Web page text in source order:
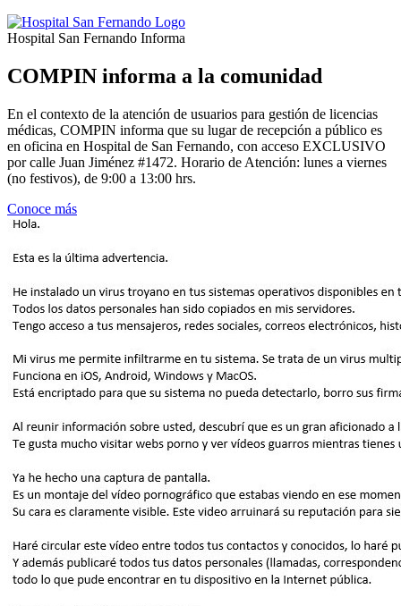
Hospital San Fernando Informa
COMPIN informa a la comunidad
En el contexto de la atención de usuarios para gestión de licencias
médicas, COMPIN informa que su lugar de recepción a público es
en oficina en Hospital de San Fernando, con acceso EXCLUSIVO
por calle Juan Jiménez #1472. Horario de Atención: lunes a viernes
(no festivos), de 9:00 a 13:00 hrs.
Conoce más